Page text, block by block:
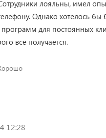
лояльны, имел
Однако хотелось бы
для постоянных
все получается.
12:28